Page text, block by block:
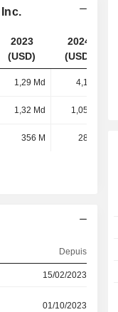
2023
(USD)
2024
(USD)
1,29 Md 4,1 Md
1,32 Md 1,05 Md
356 M 282 M
Depuis
15/02/2023
01/10/2023